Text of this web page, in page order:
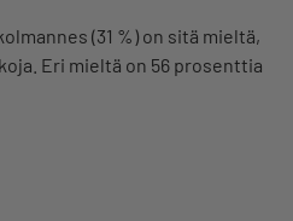
(31 %) on sitä mieltä,
Eri mieltä on 56 prosenttia